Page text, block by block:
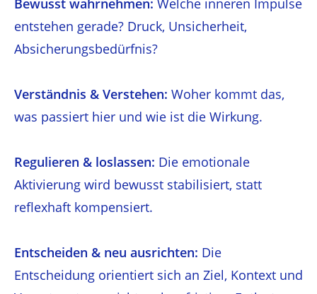
Bewusst wahrnehmen: Welche inneren Impulse
entstehen gerade? Druck, Unsicherheit,
Absicherungsbedürfnis?
Verständnis & Verstehen: Woher kommt das,
was passiert hier und wie ist die Wirkung.
Regulieren & loslassen: Die emotionale
Aktivierung wird bewusst stabilisiert, statt
reflexhaft kompensiert.
Entscheiden & neu ausrichten: Die
Entscheidung orientiert sich an Ziel, Kontext und